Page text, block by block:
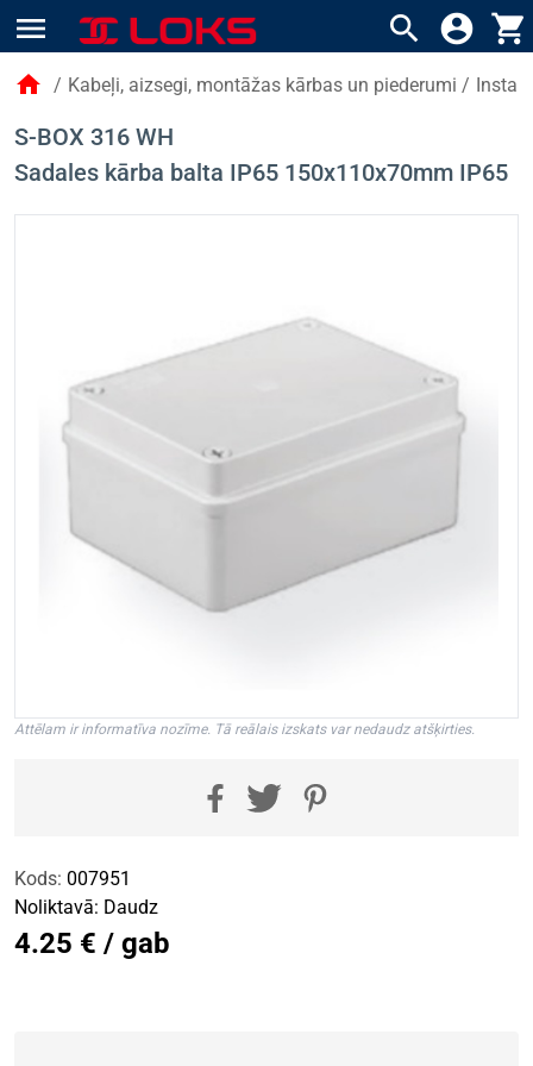
menu search account_circle shopping_cart
home / Kabeļi, aizsegi, montāžas kārbas un piederumi /
S-BOX 316 WH
Sadales kārba balta IP65 150x110x70mm IP65
Attēlam ir informatīva nozīme. Tā reālais izskats var nedaudz atšķirties.
Kods: 007951
Noliktavā: Daudz
4.25 € / gab